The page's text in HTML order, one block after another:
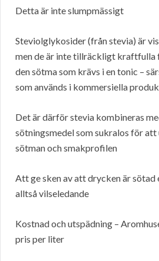
Detta är inte slumpmässigt
Steviolglykosider (från stevia) är
men de är inte tillräckligt kraftfulla
den sötma som krävs i en tonic –
som används i kommersiella
Det är därför stevia kombineras
sötningsmedel som sukralos för att
sötman och smakprofilen
Att ge sken av att drycken är sötad
alltså vilseledande
Kostnad och utspädning –
pris per liter